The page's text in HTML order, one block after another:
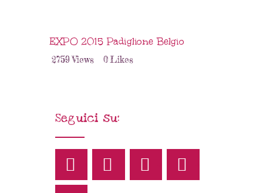
EXPO 2015 Padiglione Belgio
2759Views 0Likes
Seguici su: